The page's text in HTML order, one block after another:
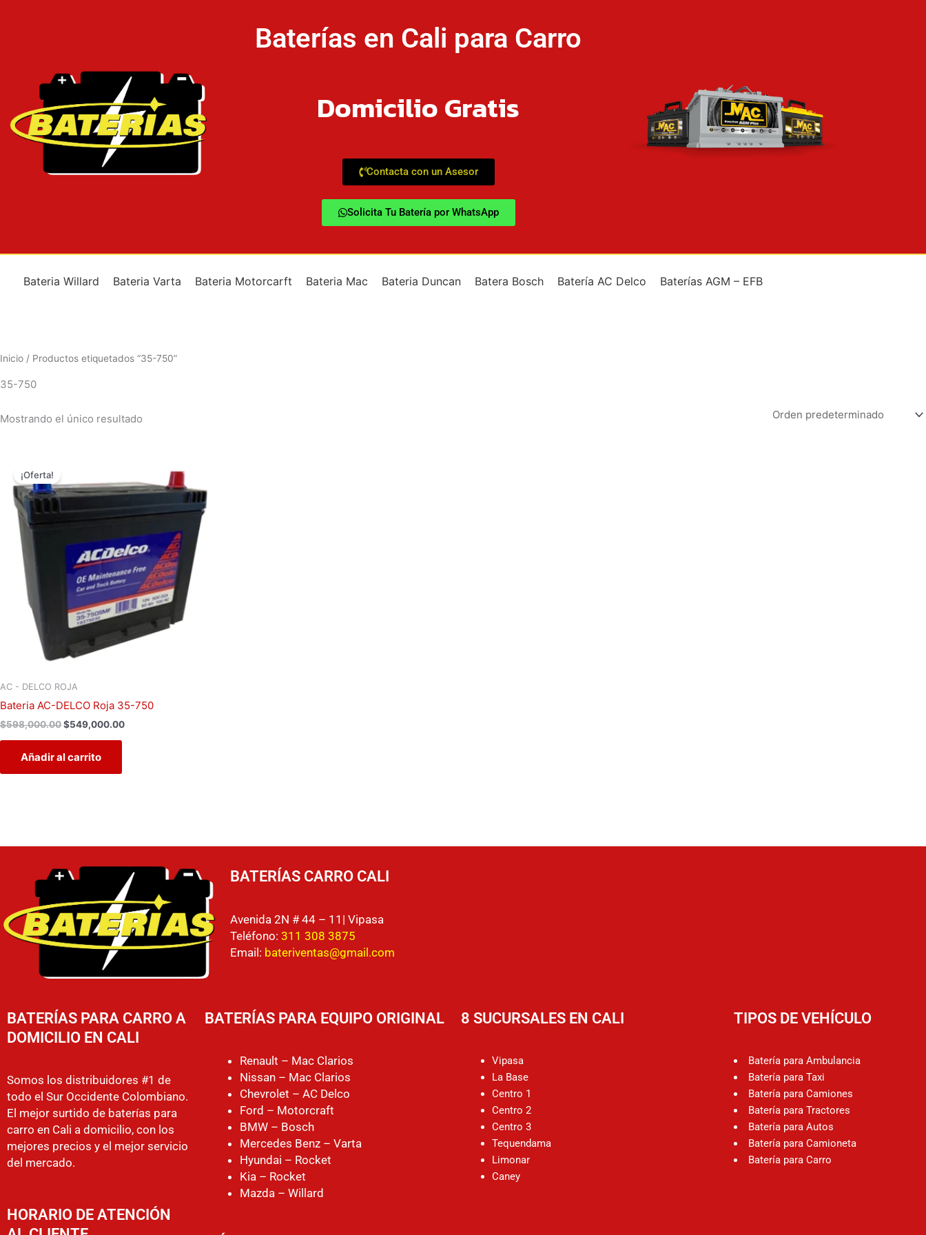
Baterías en Cali para Carro
Domicilio Gratis
Contacta con un Asesor
Solicita Tu Batería por WhatsApp
Bateria Willard Bateria Varta Bateria Motorcarft Bateria Mac Bateria Duncan Batera Bosch Batería AC Delco Baterías AGM – EFB
Inicio / Productos etiquetados “35-750”
35-750
Mostrando el único resultado
¡Oferta!
AC - DELCO ROJA
Bateria AC-DELCO Roja 35-750
$598,000.00
original
era:
$549,000.00
actual
es:
$549,000.00.
Añadir al carrito
BATERÍAS CARRO CALI
Avenida 2N # 44 – 11| Vipasa
Teléfono: 311 308 3875
Email: bateriventas@gmail.com
BATERÍAS PARA CARRO A
DOMICILIO EN CALI
Somos los distribuidores #1 de
todo el Sur Occidente Colombiano.
El mejor surtido de baterías para
carro en Cali a domicilio, con los
mejores precios y el mejor servicio
del mercado.
HORARIO DE ATENCIÓN
BATERÍAS PARA EQUIPO ORIGINAL
Renault – Mac Clarios
Nissan – Mac Clarios
Chevrolet – AC Delco
Ford – Motorcraft
BMW – Bosch
Mercedes Benz – Varta
Hyundai – Rocket
Kia – Rocket
Mazda – Willard
8 SUCURSALES EN CALI
Vipasa
La Base
Centro 1
Centro 2
Centro 3
Tequendama
Limonar
Caney
TIPOS DE VEHÍCULO
Batería para Ambulancia
Batería para Taxi
Batería para Camiones
Batería para Tractores
Batería para Autos
Batería para Camioneta
Batería para Carro